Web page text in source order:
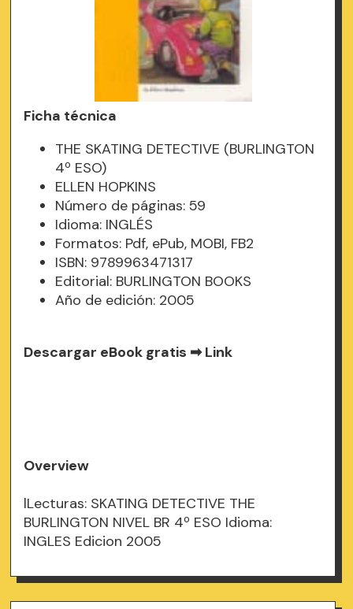
Ficha técnica
THE SKATING DETECTIVE (BURLINGTON
4º ESO)
ELLEN HOPKINS
Número de páginas: 59
Idioma: INGLÉS
Formatos: Pdf, ePub, MOBI, FB2
ISBN: 9789963471317
Editorial: BURLINGTON BOOKS
Año de edición: 2005
Descargar eBook gratis ➡Link
Overview
lLecturas: SKATING DETECTIVE THE
BURLINGTON NIVEL BR 4º ESO Idioma:
INGLES Edicion 2005